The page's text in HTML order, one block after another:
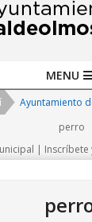
MENU
Ayuntamiento
perro
| Inscríbete